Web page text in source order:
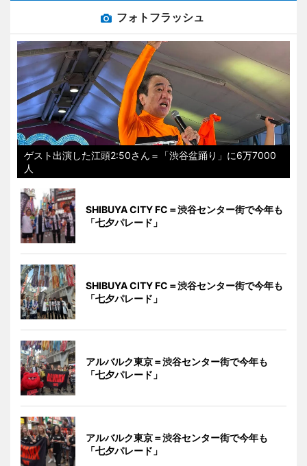
フォトフラッシュ
ゲスト出演した江頭2:50さん＝「渋谷盆踊り」に6万7000
人
SHIBUYA CITY FC＝渋谷センター街で今年も
「七夕パレード」
SHIBUYA CITY FC＝渋谷センター街で今年も
「七夕パレード」
アルバルク東京＝渋谷センター街で今年も
「七夕パレード」
アルバルク東京＝渋谷センター街で今年も
「七夕パレード」